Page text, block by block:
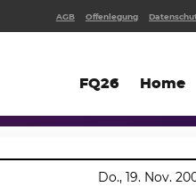
FQ26 Home
AGB Offenlegung
Do., 19. Nov.